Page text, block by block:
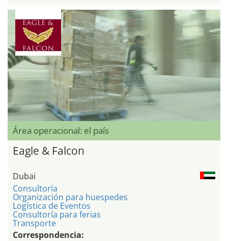
Área operacional: el país
Eagle & Falcon
Dubai
Consultoría
Organización para huespedes
Logística de Eventos
Consultoría para ferias
Transporte
Correspondencia: